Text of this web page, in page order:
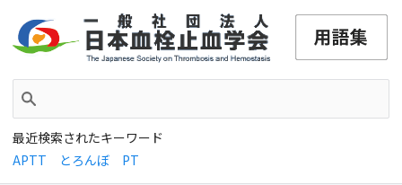
最近検索されたキーワード
APTT
とろんぼ PT